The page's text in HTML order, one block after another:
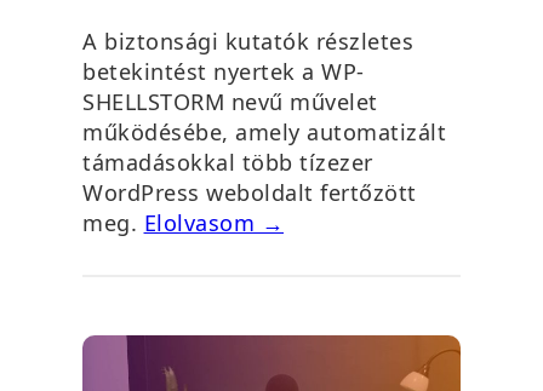
A biztonsági kutatók részletes
betekintést nyertek a WP-
SHELLSTORM nevű művelet
működésébe, amely automatizált
támadásokkal több tízezer
WordPress weboldalt fertőzött
meg. Elolvasom →